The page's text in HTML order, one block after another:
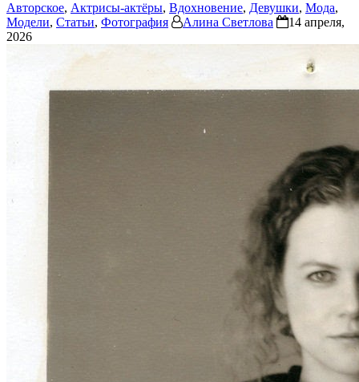
Авторское, Актрисы-актёры, Вдохновение, Девушки, Мода,
Модели, Статьи, Фотография Алина Светлова
14 апреля,
2026